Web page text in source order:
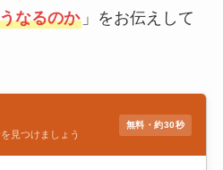
なるのか」をお伝えして
見つけましょう
無料・約30秒